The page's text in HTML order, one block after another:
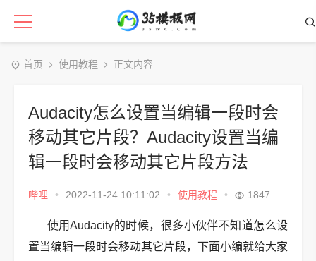
首页 使用教程 正文内容
Audacity怎么设置当编辑一段时会
移动其它片段？Audacity设置当编
辑一段时会移动其它片段方法
哔哩 • 2022-11-24 10:11:02 • 使用教程 • 1847
使用Audacity的时候，很多小伙伴不知道怎么设
置当编辑一段时会移动其它片段，下面小编就给大家